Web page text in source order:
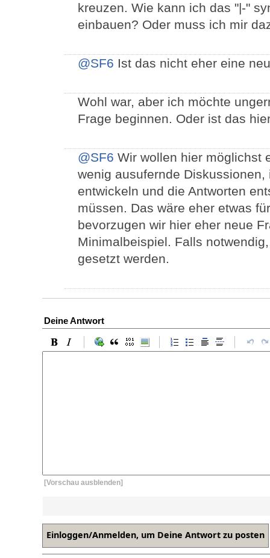
kreuzen. Wie kann ich das "|-"
einbauen? Oder muss ich mir
@SF6 Ist das nicht eher eine
Wohl war, aber ich möchte
Frage beginnen. Oder ist das
@SF6 Wir wollen hier möglichst
wenig ausufernde
entwickeln und die Antworten
müssen. Das wäre eher etwas
bevorzugen wir hier eher neue
Minimalbeispiel. Falls
gesetzt werden.
Deine Antwort
[Vorschau ausblenden]